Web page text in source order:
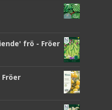
frö - Fröer